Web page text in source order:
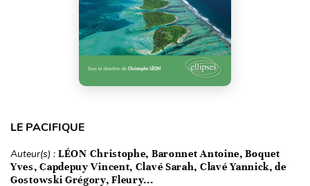
LE PACIFIQUE
Auteur(s) : LÉON Christophe, Baronnet Antoine, Boquet
Yves, Capdepuy Vincent, Clavé Sarah, Clavé Yannick, de
Gostowski Grégory, Fleury...